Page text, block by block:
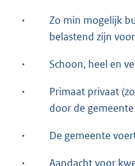
·
Zo min mogelijk
belastend zijn
· Schoon, heel en
·
Primaat privaat
door de
· De gemeente
· Aandacht voor